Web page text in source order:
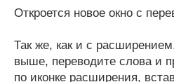
Откроется новое окно с
Так же, как и с
выше, переводите слова и
по иконке расширения,